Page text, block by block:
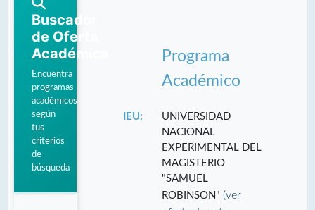
Buscador
de Oferta
Académica
Encuentra
programas
académicos
según
tus
criterios
de
búsqueda
Programa
Académico
IEU:
UNIVERSIDAD
NACIONAL
EXPERIMENTAL DEL
MAGISTERIO
"SAMUEL
ROBINSON"(ver